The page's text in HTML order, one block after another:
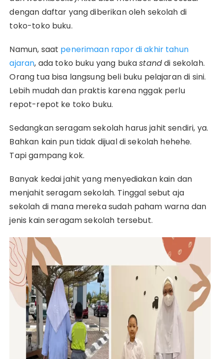
dengan daftar yang diberikan oleh sekolah di
toko-toko buku.
Namun, saat penerimaan rapor di akhir tahun
ajaran, ada toko buku yang bukastanddi sekolah.
Orang tua bisa langsung beli buku pelajaran di sini.
Lebih mudah dan praktis karena nggak perlu
repot-repot ke toko buku.
Sedangkan seragam sekolah harus jahit sendiri, ya.
Bahkan kain pun tidak dijual di sekolah hehehe.
Tapi gampang kok.
Banyak kedai jahit yang menyediakan kain dan
menjahit seragam sekolah. Tinggal sebut aja
sekolah di mana mereka sudah paham warna dan
jenis kain seragam sekolah tersebut.